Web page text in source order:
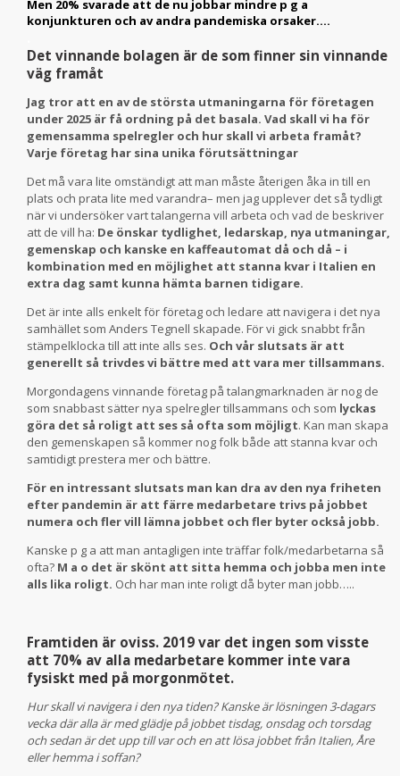
Men 20% svarade att de nu jobbar mindre p g a
konjunkturen och av andra pandemiska orsaker….
Det vinnande bolagen är de som finner sin vinnande
väg framåt
Jag tror att en av de största utmaningarna för företagen
under 2025 är få ordning på det basala. Vad skall vi ha för
gemensamma spelregler och hur skall vi arbeta framåt?
Varje företag har sina unika förutsättningar
Det må vara lite omständigt att man måste återigen åka in till en
plats och prata lite med varandra– men jag upplever det så tydligt
när vi undersöker vart talangerna vill arbeta och vad de beskriver
att de vill ha: De önskar tydlighet, ledarskap, nya utmaningar,
gemenskap och kanske en kaffeautomat då och då – i
kombination med en möjlighet att stanna kvar i Italien en
extra dag samt kunna hämta barnen tidigare.
Det är inte alls enkelt för företag och ledare att navigera i det nya
samhället som Anders Tegnell skapade. För vi gick snabbt från
stämpelklocka till att inte alls ses. Och vår slutsats är att
generellt så trivdes vi bättre med att vara mer tillsammans.
Morgondagens vinnande företag på talangmarknaden är nog de
som snabbast sätter nya spelregler tillsammans och som lyckas
göra det så roligt att ses så ofta som möjligt. Kan man skapa
den gemenskapen så kommer nog folk både att stanna kvar och
samtidigt prestera mer och bättre.
För en intressant slutsats man kan dra av den nya friheten
efter pandemin är att färre medarbetare trivs på jobbet
numera och fler vill lämna jobbet och fler byter också jobb.
Kanske p g a att man antagligen inte träffar folk/medarbetarna så
ofta? M a o det är skönt att sitta hemma och jobba men inte
alls lika roligt. Och har man inte roligt då byter man jobb…..
Framtiden är oviss. 2019 var det ingen som visste
att 70% av alla medarbetare kommer inte vara
fysiskt med på morgonmötet.
Hur skall vi navigera i den nya tiden? Kanske är lösningen 3-dagars
vecka där alla är med glädje på jobbet tisdag, onsdag och torsdag
och sedan är det upp till var och en att lösa jobbet från Italien, Åre
eller hemma i soffan?